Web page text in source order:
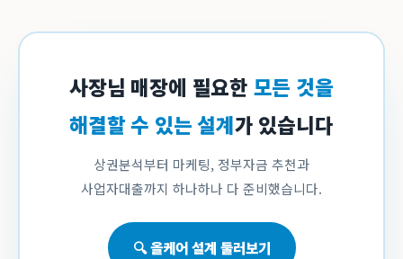
사장님 매장에 필요한 모든 것을
해결할 수 있는 설계가 있습니다
상권분석부터 마케팅, 정부자금 추천과
사업자대출까지 하나하나 다 준비했습니다.
🔍 올케어 설계 둘러보기